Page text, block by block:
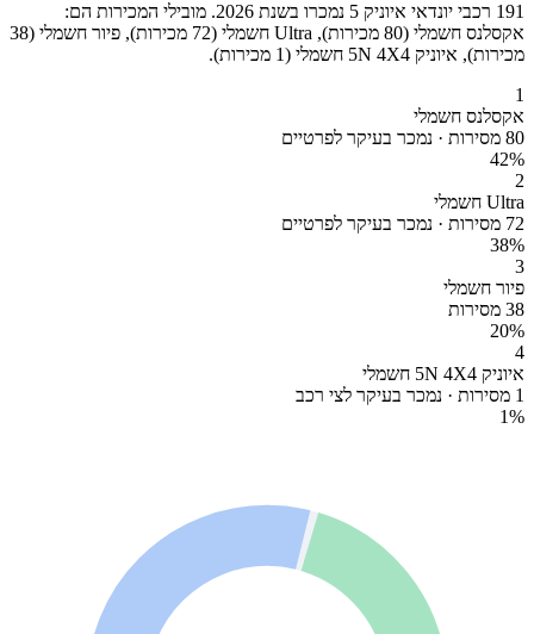
191 רכבי יונדאי איוניק 5 נמכרו בשנת 2026. מובילי המכירות הם:
אקסלנס חשמלי (80 מכירות), Ultra חשמלי (72 מכירות), פיור חשמלי (38
מכירות), איוניק 5N 4X4 חשמלי (1 מכירות).
1
אקסלנס חשמלי
80 מסירות · נמכר בעיקר לפרטיים
42%
2
Ultra חשמלי
72 מסירות · נמכר בעיקר לפרטיים
38%
3
פיור חשמלי
38 מסירות
20%
4
איוניק 5N 4X4 חשמלי
1 מסירות · נמכר בעיקר לצי רכב
1%